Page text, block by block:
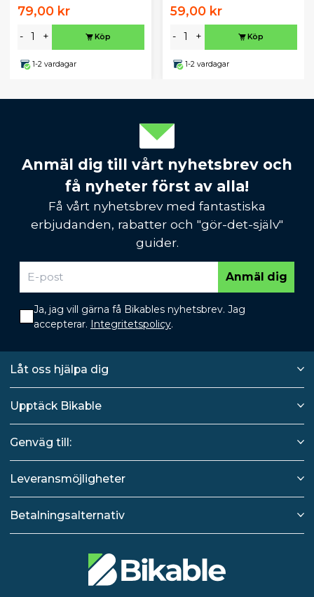
79,00 kr
- + Köp
1-2 vardagar
59,00 kr
- + Köp
1-2 vardagar
Anmäl dig till vårt nyhetsbrev och
få nyheter först av alla!
Få vårt nyhetsbrev med fantastiska
erbjudanden, rabatter och "gör-det-själv"
guider.
Anmäl dig
Ja, jag vill gärna få Bikables nyhetsbrev. Jag
accepterar. Integritetspolicy.
Låt oss hjälpa dig
Upptäck Bikable
Genväg till:
Leveransmöjligheter
Betalningsalternativ